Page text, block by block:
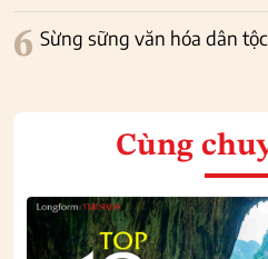
6 Sừng sững văn hóa dân
Cùng